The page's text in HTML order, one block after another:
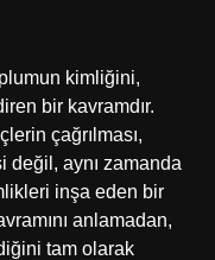
kimliğini,
bir kavramdır.
çağrılması,
değil, aynı zamanda
inşa eden bir
anlamadan,
tam olarak